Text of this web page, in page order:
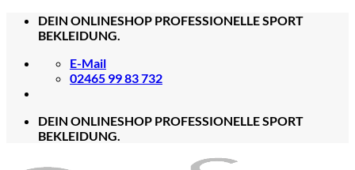
Zum
DEIN ONLINESHOP PROFESSIONELLE SPORT
BEKLEIDUNG.
E-Mail
02465 99 83 732
DEIN ONLINESHOP PROFESSIONELLE SPORT
BEKLEIDUNG.